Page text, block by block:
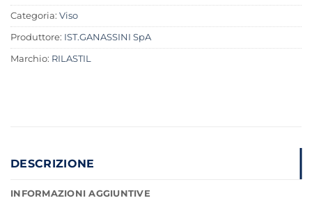
Categoria: Viso
Produttore: IST.GANASSINI SpA
Marchio: RILASTIL
DESCRIZIONE
INFORMAZIONI AGGIUNTIVE